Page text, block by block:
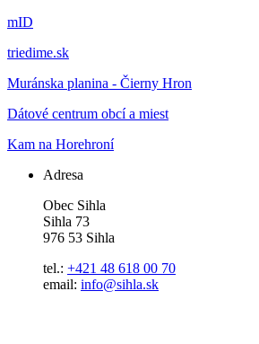
mID
triedime.sk
Muránska planina - Čierny Hron
Dátové centrum obcí a miest
Kam na Horehroní
Adresa
Obec Sihla
Sihla 73
976 53 Sihla
tel.: +421 48 618 00 70
email: info@sihla.sk